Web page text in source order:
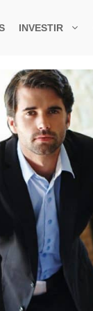
INVESTIR